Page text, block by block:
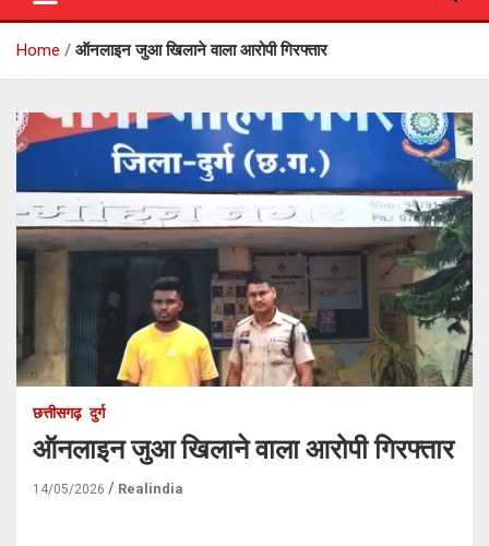
Home ऑनलाइन जुआ खिलाने वाला आरोपी गिरफ्तार
छत्तीसगढ़ दुर्ग
ऑनलाइन जुआ खिलाने वाला आरोपी गिरफ्तार
14/05/2026 Realindia